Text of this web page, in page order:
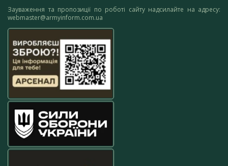
Зауваження та пропозиції по роботі сайту надсилайте на адресу:
webmaster@armyinform.com.ua